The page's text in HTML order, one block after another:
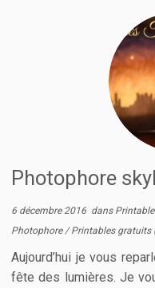
Photophore
6 décembre 2016 dans
Photophore /Printables gratuits
Aujourd’hui je vous
fête des lumières. Je